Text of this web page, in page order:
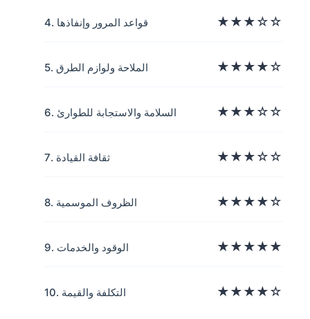
4. قواعد المرور وإنفاذها ★★★☆☆
5. الملاحة ولوازم الطرق ★★★★☆
6. السلامة والاستجابة للطوارئ ★★★☆☆
7. ثقافة القيادة ★★★☆☆
8. الظروف الموسمية ★★★★☆
9. الوقود والخدمات ★★★★★
10. التكلفة والقيمة ★★★★☆